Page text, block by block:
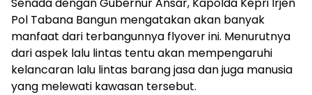
Pol Tabana Bangun mengatakan akan banyak
manfaat dari terbangunnya flyover ini. Menurutnya
dari aspek lalu lintas tentu akan mempengaruhi
kelancaran lalu lintas barang jasa dan juga manusia
yang melewati kawasan tersebut.